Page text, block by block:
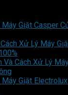
Giặt Casper
Xử Lý Máy
Và Cách Xử Lý
Giặt